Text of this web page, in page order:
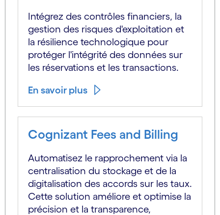
Intégrez des contrôles financiers, la
gestion des risques d'exploitation et
la résilience technologique pour
protéger l'intégrité des données sur
les réservations et les transactions.
En savoir plus
Cognizant Fees and Billing
Automatisez le rapprochement via la
centralisation du stockage et de la
digitalisation des accords sur les taux.
Cette solution améliore et optimise la
précision et la transparence,